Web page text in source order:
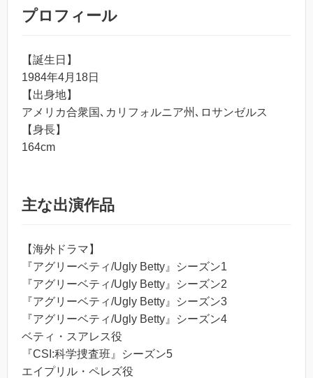
プロフィール
【誕生日】
1984年4月18日
【出身地】
アメリカ合衆国､カリフォルニア州､ロサンゼルス
【身長】
164cm
主な出演作品
【海外ドラマ】
『アグリーベティ/Ugly Betty』シーズン1
『アグリーベティ/Ugly Betty』シーズン2
『アグリーベティ/Ugly Betty』シーズン3
『アグリーベティ/Ugly Betty』シーズン4
ベティ・スアレス役
『CSI:科学捜査班』シーズン5
エイプリル・ペレズ役